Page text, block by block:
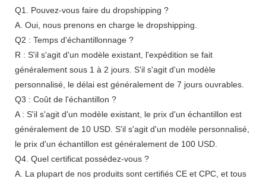
Q1. Pouvez-vous faire du dropshipping ?
A. Oui, nous prenons en charge le dropshipping.
Q2 : Temps d'échantillonnage ?
R : S'il s'agit d'un modèle existant, l'expédition se fait
généralement sous 1 à 2 jours. S'il s'agit d'un modèle
personnalisé, le délai est généralement de 7 jours ouvrables.
Q3 : Coût de l'échantillon ?
A : S'il s'agit d'un modèle existant, le prix d'un échantillon est
généralement de 10 USD. S'il s'agit d'un modèle personnalisé,
le prix d'un échantillon est généralement de 100 USD.
Q4. Quel certificat possédez-vous ?
A. La plupart de nos produits sont certifiés CE et CPC, et tous